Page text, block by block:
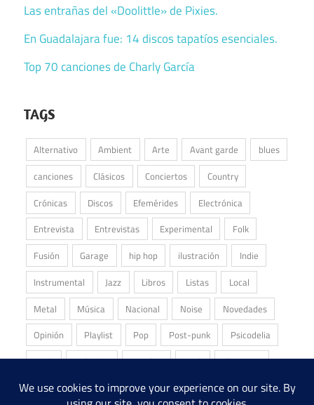
Las entrañas del «Doolittle» de Pixies.
En Guadalajara fue: 14 discos tapatíos esenciales.
Top 70 canciones de Charly García
TAGS
Alternativo Ambient Arte Avant garde
blues
canciones
Clásicos Conciertos
Country
Crónicas
Discos Efemérides
Electrónica
Entrevista
Entrevistas Experimental
Folk
Fusión
Garage hip hop ilustración
Indie
Instrumental
Jazz Libros Listas
Local
Metal
Música Nacional Noise
Novedades
Opinión
Playlist Pop Post-punk
Psicodelia
Punk
Reliquias Reseñas Rock
Shoegaze
Stoner
Underground Álbum